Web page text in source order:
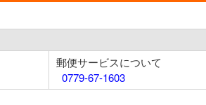
郵便サービスについて
0779-67-1603